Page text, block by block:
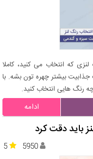
که انتخاب می کنید، کاملا
بیشتر چهره تون بشه. با
چه رنگ هایی انتخاب کنید.
ادامه
باید دقت کرد
5 5950